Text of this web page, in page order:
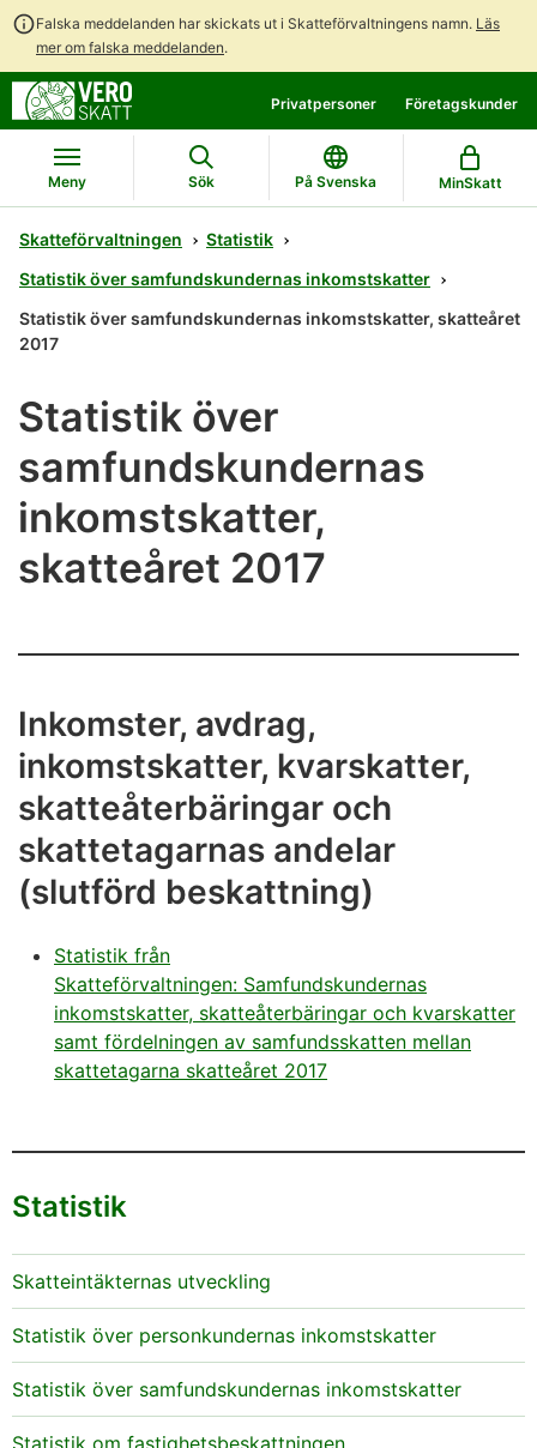
Falska meddelanden har skickats ut i Skatteförvaltningens namn. Läs
mer om falska meddelanden.
direkt
till
innehållet
till
hela
webbplatsens
sökning
Privatpersoner Företagskunder
Meny Sök På Svenska MinSkatt
Skatteförvaltningen
Statistik
Statistik över samfundskundernas inkomstskatter
Statistik över samfundskundernas inkomstskatter, skatteåret
2017
Statistik över
samfundskundernas
inkomstskatter,
skatteåret 2017
Inkomster, avdrag,
inkomstskatter, kvarskatter,
skatteåterbäringar och
skattetagarnas andelar
(slutförd beskattning)
Statistik från
Skatteförvaltningen: Samfundskundernas
inkomstskatter, skatteåterbäringar och kvarskatter
samt fördelningen av samfundsskatten mellan
skattetagarna skatteåret 2017
Statistik
Skatteintäkternas utveckling
Statistik över personkundernas inkomstskatter
Statistik över samfundskundernas inkomstskatter